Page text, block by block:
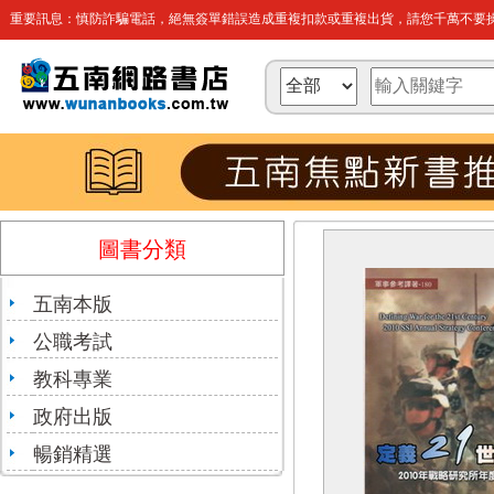
重要訊息：慎防詐騙電話，絕無簽單錯誤造成重複扣款或重複出貨，請您千萬不要
圖書分類
五南本版
公職考試
教科專業
政府出版
暢銷精選